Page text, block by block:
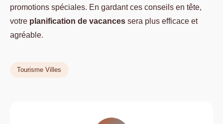
promotions spéciales. En gardant ces conseils en tête,
votre planification de vacances sera plus efficace et
agréable.
Tourisme Villes